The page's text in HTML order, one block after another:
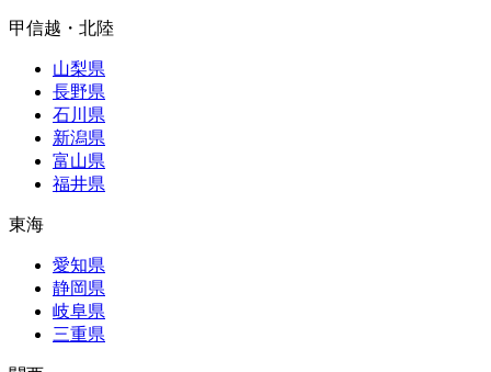
甲信越・北陸
山梨県
長野県
石川県
新潟県
富山県
福井県
東海
愛知県
静岡県
岐阜県
三重県